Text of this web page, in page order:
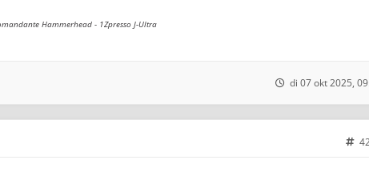
Hammerhead - 1Zpresso J-Ultra
di 07 okt 2025,